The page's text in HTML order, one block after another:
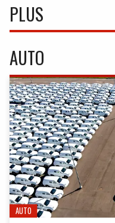
PLUS
AUTO
AUTO